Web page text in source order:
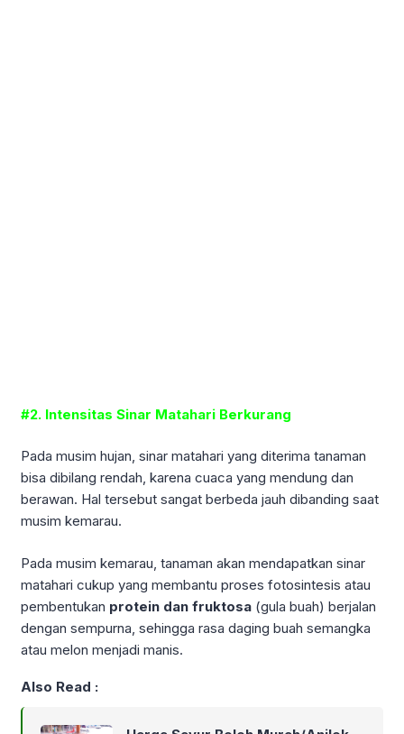
#2. Intensitas Sinar Matahari Berkurang
Pada musim hujan, sinar matahari yang diterima tanaman
bisa dibilang rendah, karena cuaca yang mendung dan
berawan. Hal tersebut sangat berbeda jauh dibanding saat
musim kemarau.
Pada musim kemarau, tanaman akan mendapatkan sinar
matahari cukup yang membantu proses fotosintesis atau
pembentukan protein dan fruktosa (gula buah) berjalan
dengan sempurna, sehingga rasa daging buah semangka
atau melon menjadi manis.
Also Read :